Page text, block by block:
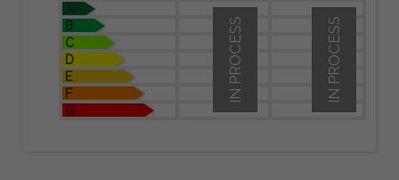
A
B
C
D
E
F
G
IN PROCESS
IN PROCESS